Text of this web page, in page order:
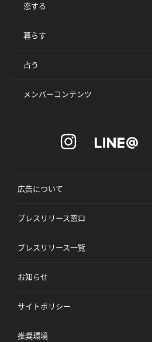
恋する
暮らす
占う
メンバーコンテンツ
広告について
プレスリリース窓口
プレスリリース一覧
お知らせ
サイトポリシー
推奨環境